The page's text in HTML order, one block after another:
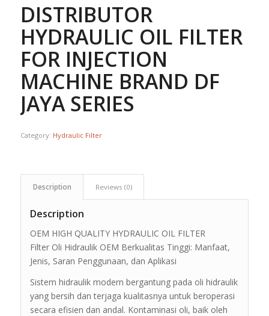
DISTRIBUTOR
HYDRAULIC OIL FILTER
FOR INJECTION
MACHINE BRAND DF
JAYA SERIES
Category: Hydraulic Filter
Description Reviews (0)
Description
OEM HIGH QUALITY HYDRAULIC OIL FILTER
Filter Oli Hidraulik OEM Berkualitas Tinggi: Manfaat,
Jenis, Saran Penggunaan, dan Aplikasi
Sistem hidraulik modern bergantung pada oli hidraulik
yang bersih dan terjaga kualitasnya untuk beroperasi
secara efisien dan andal. Kontaminasi oli, baik oleh